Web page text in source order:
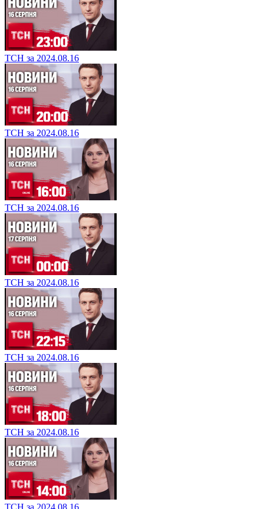
ТСН за 2024.08.16
ТСН за 2024.08.16
ТСН за 2024.08.16
ТСН за 2024.08.16
ТСН за 2024.08.16
ТСН за 2024.08.16
ТСН за 2024.08.16